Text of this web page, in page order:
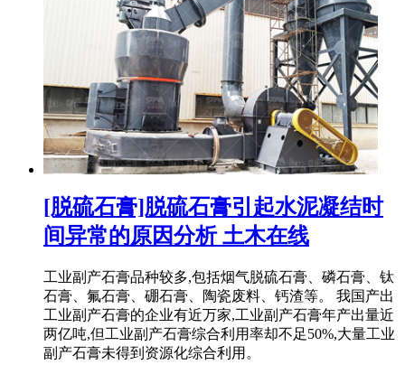
[脱硫石膏]脱硫石膏引起水泥凝结时
间异常的原因分析 土木在线
工业副产石膏品种较多,包括烟气脱硫石膏、磷石膏、钛
石膏、氟石膏、硼石膏、陶瓷废料、钙渣等。 我国产出
工业副产石膏的企业有近万家,工业副产石膏年产出量近
两亿吨,但工业副产石膏综合利用率却不足50%,大量工业
副产石膏未得到资源化综合利用。